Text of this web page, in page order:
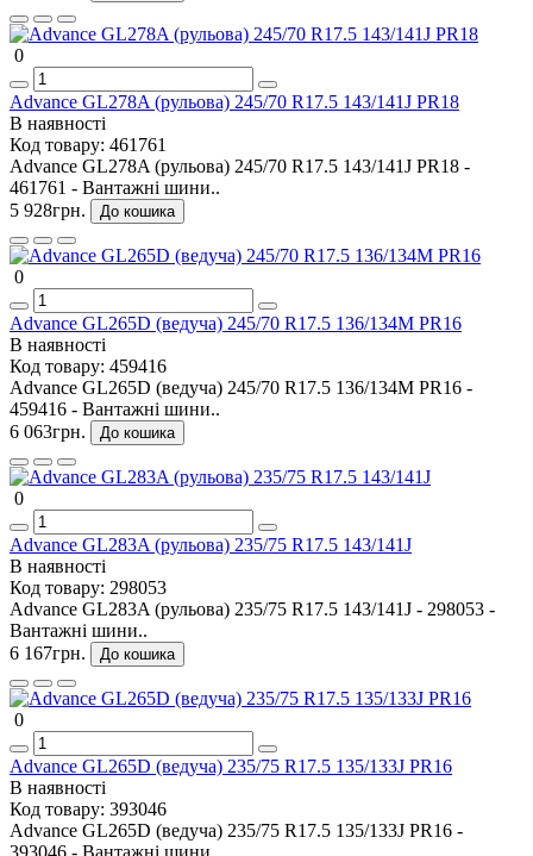
0
Advance GL278A (рульова) 245/70 R17.5 143/141J PR18
В наявності
Код товару: 461761
Advance GL278A (рульова) 245/70 R17.5 143/141J PR18 -
461761 - Вантажні шини..
5 928грн.
До кошика
0
Advance GL265D (ведуча) 245/70 R17.5 136/134M PR16
В наявності
Код товару: 459416
Advance GL265D (ведуча) 245/70 R17.5 136/134M PR16 -
459416 - Вантажні шини..
6 063грн.
До кошика
0
Advance GL283A (рульова) 235/75 R17.5 143/141J
В наявності
Код товару: 298053
Advance GL283A (рульова) 235/75 R17.5 143/141J - 298053 -
Вантажні шини..
6 167грн.
До кошика
0
Advance GL265D (ведуча) 235/75 R17.5 135/133J PR16
В наявності
Код товару: 393046
Advance GL265D (ведуча) 235/75 R17.5 135/133J PR16 -
393046 - Вантажні шини..